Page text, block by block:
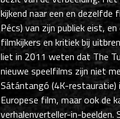
kijkend naar een en
Pécs) van zijn publiek eist,
filmkijkers en kritiek bij
liet in 2011 weten dat The
nieuwe speelfilms zijn niet
Sátántangó (4K-restauratie)
Europese film, maar ook de
verhalenverteller-in-